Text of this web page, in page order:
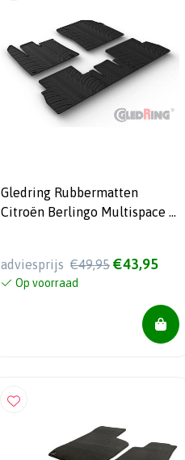
Gledring Rubbermatten
Citroën Berlingo Multispace /
Proace City 9/2019-
(Variabele stoelen) (T Profil 5-
delig + ovale montageclips)
adviesprijs €49,95 €43,95
Op voorraad